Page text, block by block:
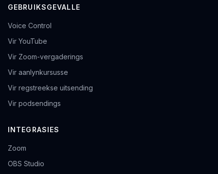
GEBRUIKSGEVALLE
Voice Control
Vir YouTube
Vir Zoom-vergaderings
Vir aanlynkursusse
Vir regstreekse uitsending
Vir podsendings
INTEGRASIES
Zoom
OBS Studio